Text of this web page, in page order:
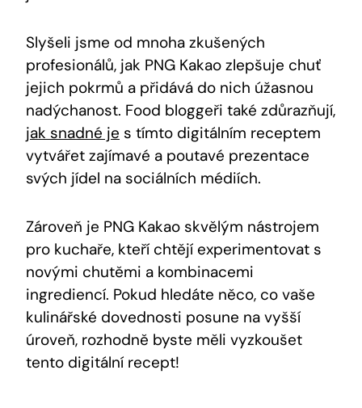
Slyšeli jsme​ od mnoha zkušených
profesionálů, jak PNG Kakao zlepšuje‌ chuť
jejich pokrmů ​a přidává do​ nich úžasnou
⁢nadýchanost. Food bloggeři také zdůrazňují,
jak snadné je s ⁤tímto ‍digitálním receptem
vytvářet ​zajímavé a ​poutavé prezentace
svých jídel⁤ na sociálních médiích.
Zároveň ⁢je PNG‍ Kakao ​skvělým nástrojem
pro kuchaře, kteří chtějí ‍experimentovat‍ s
novými chutěmi a‍ kombinacemi
ingrediencí. Pokud hledáte⁢ něco, co vaše
kulinářské dovednosti posune na ⁣vyšší
úroveň, rozhodně byste měli vyzkoušet
⁤tento digitální recept!